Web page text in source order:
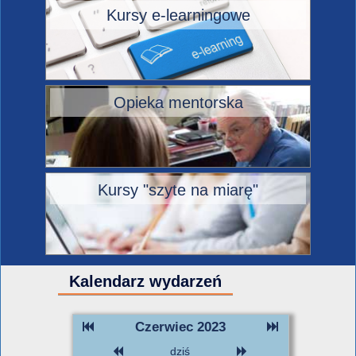
Kursy e-learningowe
Opieka mentorska
Kursy "szyte na miarę"
Kalendarz wydarzeń
Czerwiec 2023
dziś